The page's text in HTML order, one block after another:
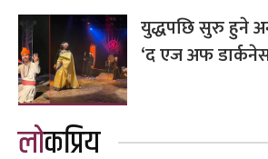
युद्धपछि सुरु हुने
‘द एज अफ
लोकप्रिय